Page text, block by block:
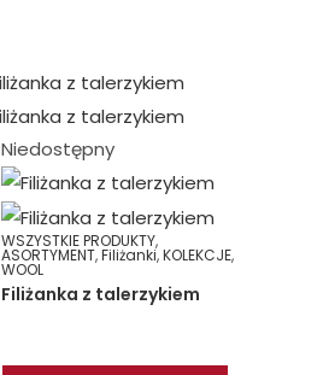
Niedostępny
WSZYSTKIE PRODUKTY,
ASORTYMENT,Filiżanki,KOLEKCJE,
WOOL
Filiżanka z talerzykiem